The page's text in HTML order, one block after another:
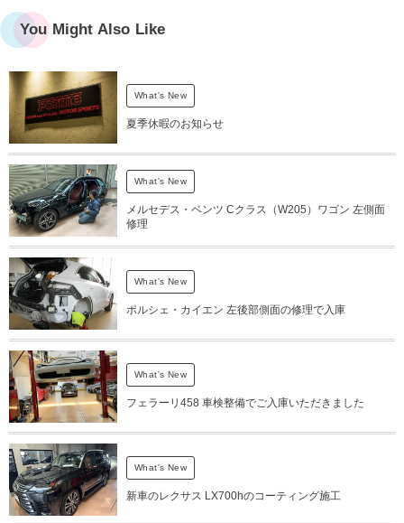
You Might Also Like
What's New
夏季休暇のお知らせ
What's New
メルセデス・ベンツ Cクラス（W205）ワゴン 左側面
修理
What's New
ポルシェ・カイエン 左後部側面の修理で入庫
What's New
フェラーリ458 車検整備でご入庫いただきました
What's New
新車のレクサス LX700hのコーティング施工